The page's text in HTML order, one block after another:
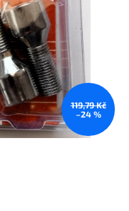
119,79 Kč
–24 %